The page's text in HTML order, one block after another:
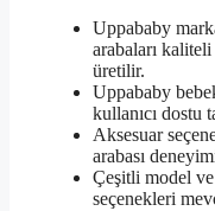
Uppababy
arabaları
üretilir.
Uppababy
kullanıcı dostu
Aksesuar
arabası
Çeşitli model
seçenekleri